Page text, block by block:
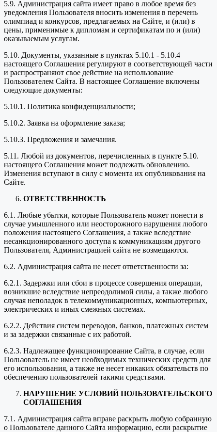
5.9. Администрация сайта имеет право в любое время без
уведомления Пользователя вносить изменения в перечень
олимпиад и конкурсов, предлагаемых на Сайте, и (или) в
цены, применимые к дипломам и сертификатам по и (или)
оказываемым услугам.
5.10. Документы, указанные в пунктах 5.10.1 - 5.10.4
настоящего Соглашения регулируют в соответствующей части
и распространяют свое действие на использование
Пользователем Сайта. В настоящее Соглашение включены
следующие документы:
5.10.1. Политика конфиденциальности;
5.10.2. Заявка на оформление заказа;
5.10.3. Предложения и замечания.
5.11. Любой из документов, перечисленных в пункте 5.10.
настоящего Соглашения может подлежать обновлению.
Изменения вступают в силу с момента их опубликования на
Сайте.
ОТВЕТСТВЕННОСТЬ
6.1. Любые убытки, которые Пользователь может понести в
случае умышленного или неосторожного нарушения любого
положения настоящего Соглашения, а также вследствие
несанкционированного доступа к коммуникациям другого
Пользователя, Администрацией сайта не возмещаются.
6.2. Администрация сайта не несет ответственности за:
6.2.1. Задержки или сбои в процессе совершения операции,
возникшие вследствие непреодолимой силы, а также любого
случая неполадок в телекоммуникационных, компьютерных,
электрических и иных смежных системах.
6.2.2. Действия систем переводов, банков, платежных систем
и за задержки связанные с их работой.
6.2.3. Надлежащее функционирование Сайта, в случае, если
Пользователь не имеет необходимых технических средств для
его использования, а также не несет никаких обязательств по
обеспечению пользователей такими средствами.
НАРУШЕНИЕ УСЛОВИЙ ПОЛЬЗОВАТЕЛЬСКОГО
СОГЛАШЕНИЯ
7.1. Администрация сайта вправе раскрыть любую собранную
о Пользователе данного Сайта информацию, если раскрытие